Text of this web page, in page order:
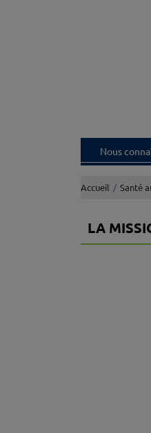
Nous
Accueil Santé
LA